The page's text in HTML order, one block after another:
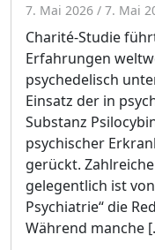
7. Mai 2026 / 7. Mai
Charité-Studie
Erfahrungen
psychedelisch
Einsatz der in
Substanz
psychischer
gerückt.
gelegentlich ist
Psychiatrie“ die
Während manche